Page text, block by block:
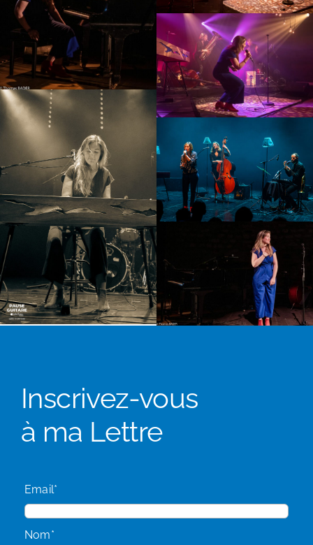
Inscrivez-vous
à ma Lettre
Email*
Nom*